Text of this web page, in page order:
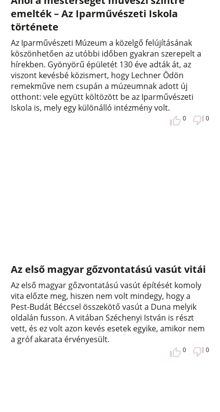
emelték – Az Iparművészeti Iskola
története
Az Iparművészeti Múzeum a közelgő felújításának
köszönhetően az utóbbi időben gyakran szerepelt a
hírekben. Gyönyörű épületét 130 éve adták át, az
viszont kevésbé közismert, hogy Lechner Ödön
remekműve nem csupán a múzeumnak adott új
otthont: vele együtt költözött be az Iparművészeti
Iskola is, mely egy különálló intézmény volt.
0 0
Az első magyar gőzvontatású vasút vitái
Az első magyar gőzvontatású vasút építését komoly
vita előzte meg, hiszen nem volt mindegy, hogy a
Pest-Budát Béccsel összekötő vasút a Duna melyik
oldalán fusson. A vitában Széchenyi István is részt
vett, és ez volt azon kevés esetek egyike, amikor nem
a gróf akarata érvényesült.
0 0